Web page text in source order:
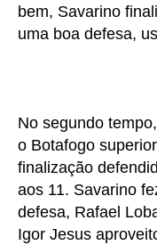
bem, Savarino
uma boa defesa,
No segundo
o Botafogo
finalização
aos 11. Savarino
defesa, Rafael
Igor Jesus